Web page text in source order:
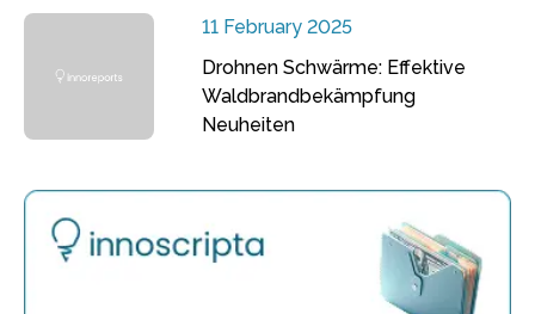
11 February 2025
Drohnen Schwärme: Effektive
Waldbrandbekämpfung
Neuheiten